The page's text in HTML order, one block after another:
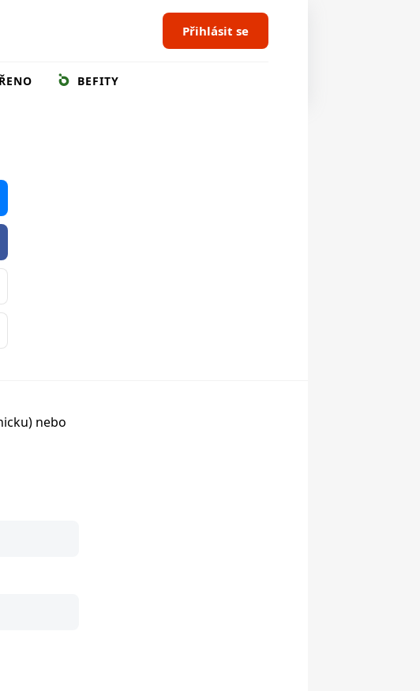
Přihlásit se
BEFITY
nebo